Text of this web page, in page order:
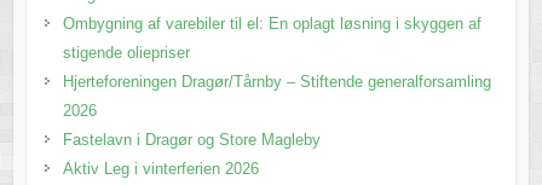
Ombygning af varebiler til el: En oplagt løsning i skyggen af
stigende oliepriser
Hjerteforeningen Dragør/Tårnby – Stiftende generalforsamling
2026
Fastelavn i Dragør og Store Magleby
Aktiv Leg i vinterferien 2026